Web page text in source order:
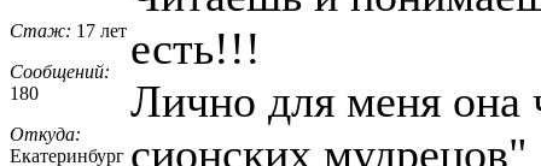
Стаж: 17 лет
Сообщений:
180
Откуда:
Екатеринбург
есть!!!
Лично для меня она
сионских